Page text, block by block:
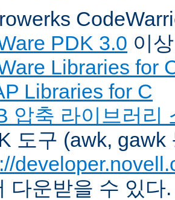
PDK 3.0 이
Libraries for
Libraries for C
압축 라이브러리
도구 (awk, gawk
다운받을 수 있